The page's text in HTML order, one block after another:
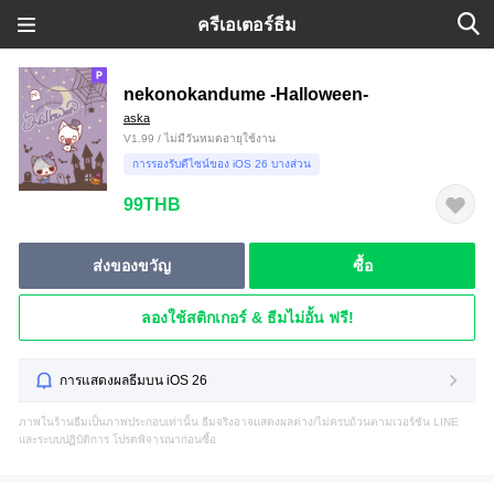
ครีเอเตอร์ธีม
nekonokandume -Halloween-
aska
V1.99 / ไม่มีวันหมดอายุใช้งาน
การรองรับดีไซน์ของ iOS 26 บางส่วน
99THB
ส่งของขวัญ ซื้อ
ลองใช้สติกเกอร์ & ธีมไม่อั้น ฟรี!
การแสดงผลธีมบน iOS 26
ภาพในร้านธีมเป็นภาพประกอบเท่านั้น ธีมจริงอาจแสดงผลต่าง/ไม่ครบถ้วนตามเวอร์ชัน LINE
และระบบปฏิบัติการ โปรดพิจารณาก่อนซื้อ